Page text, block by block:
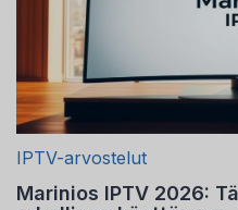
IPTV-arvostelut
Marinios IPTV 2026: